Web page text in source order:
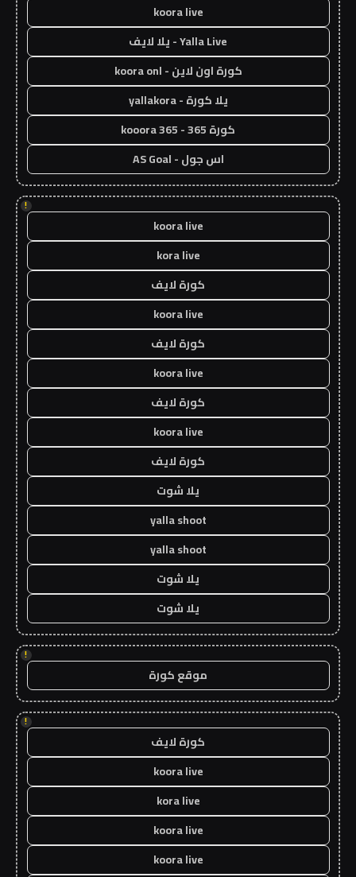
koora live
Yalla Live - يلا لايف
كورة اون لاين - koora onl
يلا كورة - yallakora
كورة 365 - kooora 365
اس جول - AS Goal
!
koora live
kora live
كورة لايف
koora live
كورة لايف
koora live
كورة لايف
koora live
كورة لايف
يلا شوت
yalla shoot
yalla shoot
يلا شوت
يلا شوت
!
موقع كورة
!
كورة لايف
koora live
kora live
koora live
koora live